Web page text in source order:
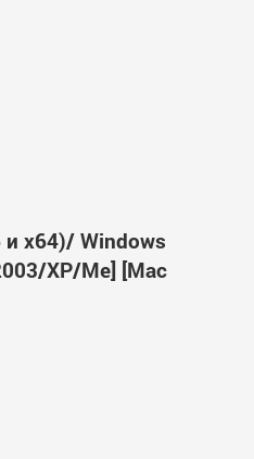
x64)/ Windows
XP/Me] [Mac